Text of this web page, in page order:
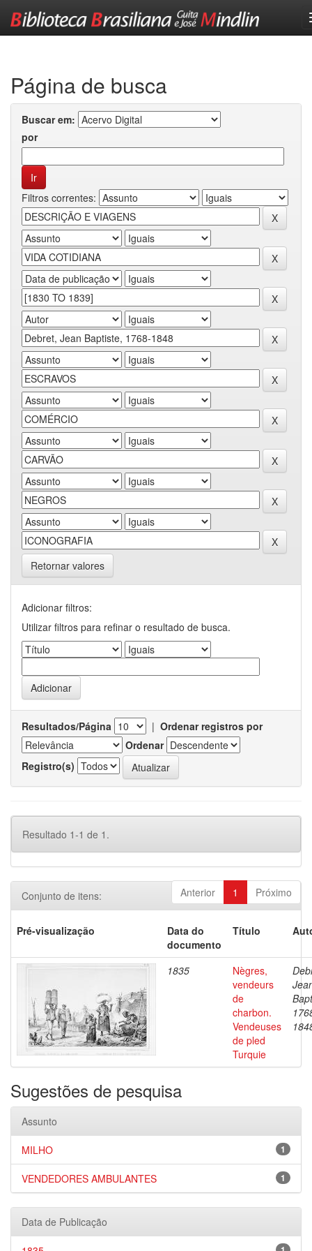
Página de busca
Buscar em:
por
Filtros correntes:
Retornar valores
Adicionar filtros:
Utilizar filtros para refinar o resultado de busca.
Resultados/Página | Ordenar registros por
Ordenar
Registro(s)
Resultado 1-1 de 1.
Anterior 1 Próximo
Conjunto de itens:
Pré-visualização
Data do
documento
Título
1835
Nègres,
vendeurs
de
charbon.
Vendeuses
de pled
Turquie
Sugestões de pesquisa
Assunto
1
MILHO
1
VENDEDORES AMBULANTES
Data de Publicação